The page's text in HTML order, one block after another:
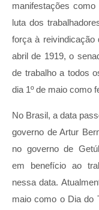
manifestações
luta dos
força à reivindicação
abril de 1919, o
de trabalho a todos
dia 1º de maio como
No Brasil, a data
governo de Artur
no governo de
em benefício ao
nessa data.
maio como o Dia do